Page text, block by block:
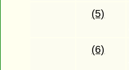
(5)
(6)